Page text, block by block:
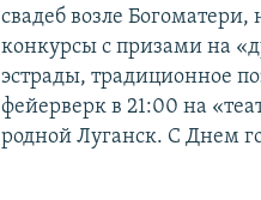
свадеб возле
конкурсы с призами на
эстрады, традиционное
фейерверк в 21:00 на
родной Луганск. С Днем